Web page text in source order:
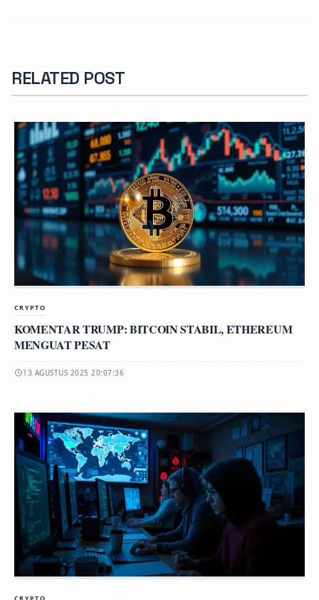
RELATED POST
CRYPTO
KOMENTAR TRUMP: BITCOIN STABIL, ETHEREUM
MENGUAT PESAT
13 AGUSTUS 2025 20:07:36
CRYPTO